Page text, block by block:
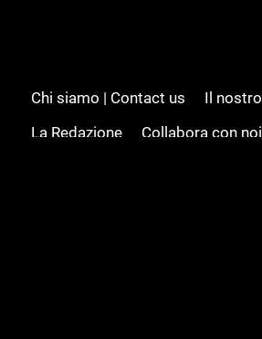
Chi siamo | Contact us
Il
La Redazione
Collabora con noi